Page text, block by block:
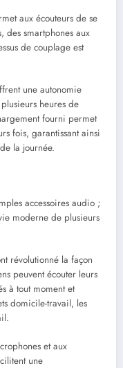
aux écouteurs de se
des smartphones aux
de couplage est
une autonomie
heures de
fourni permet
fois, garantissant ainsi
la journée.
accessoires audio ;
moderne de plusieurs
révolutionné la façon
peuvent écouter leurs
à tout moment et
domicile-travail, les
et aux
une